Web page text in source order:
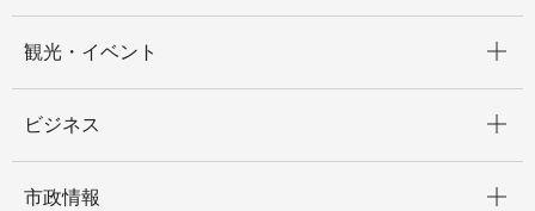
観光・イベント
ビジネス
市政情報